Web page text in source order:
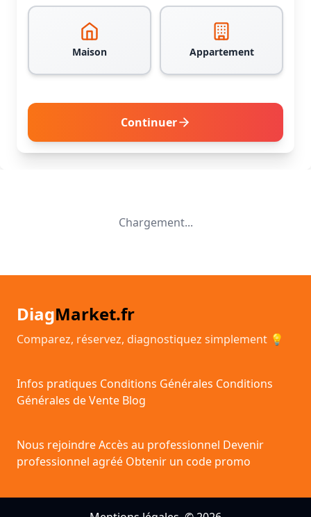
Maison Appartement
Continuer
Chargement...
DiagMarket.fr
Comparez, réservez, diagnostiquez simplement 💡
Infos pratiques Conditions Générales Conditions
Générales de Vente Blog
Nous rejoindreAccès au professionnel Devenir
professionnel agréé Obtenir un code promo